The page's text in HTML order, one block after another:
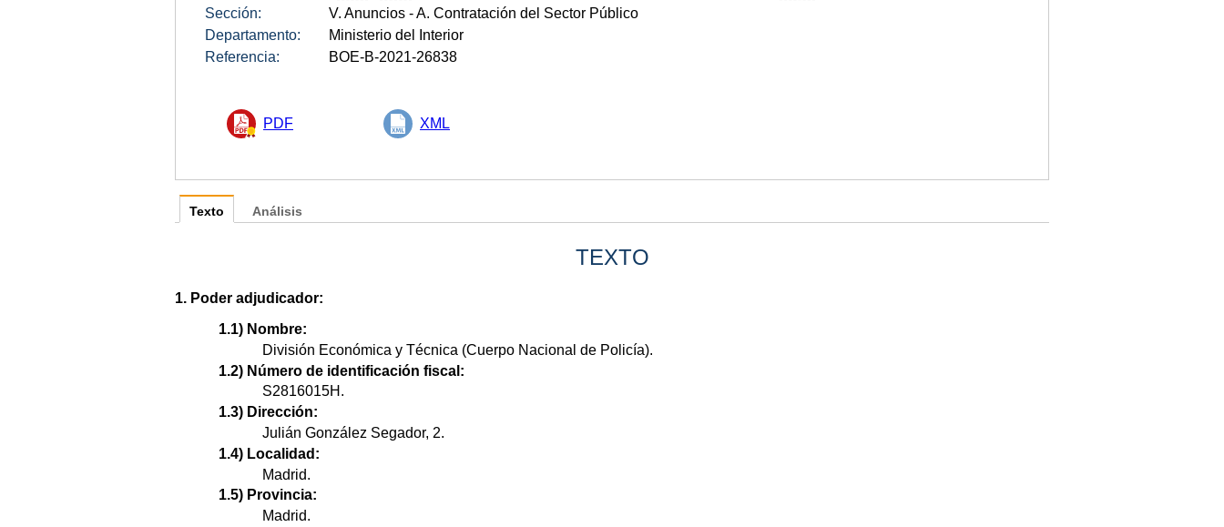
Sección:
V. Anuncios - A. Contratación del Sector Público
Departamento:
Ministerio del Interior
Referencia:
BOE-B-2021-26838
PDF XML
Texto
TEXTO
1. Poder adjudicador:
1.1) Nombre:
División Económica y Técnica (Cuerpo Nacional de Policía).
1.2) Número de identificación fiscal:
S2816015H.
1.3) Dirección:
Julián González Segador, 2.
1.4) Localidad:
Madrid.
1.5) Provincia:
Madrid.
Análisis